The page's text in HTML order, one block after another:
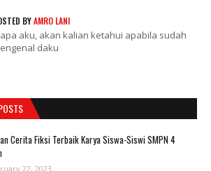
BYAMRO LANI
aku, akan kalian ketahui apabila sudah
daku
Cerita Fiksi Terbaik Karya Siswa-Siswi SMPN 4
22, 2023